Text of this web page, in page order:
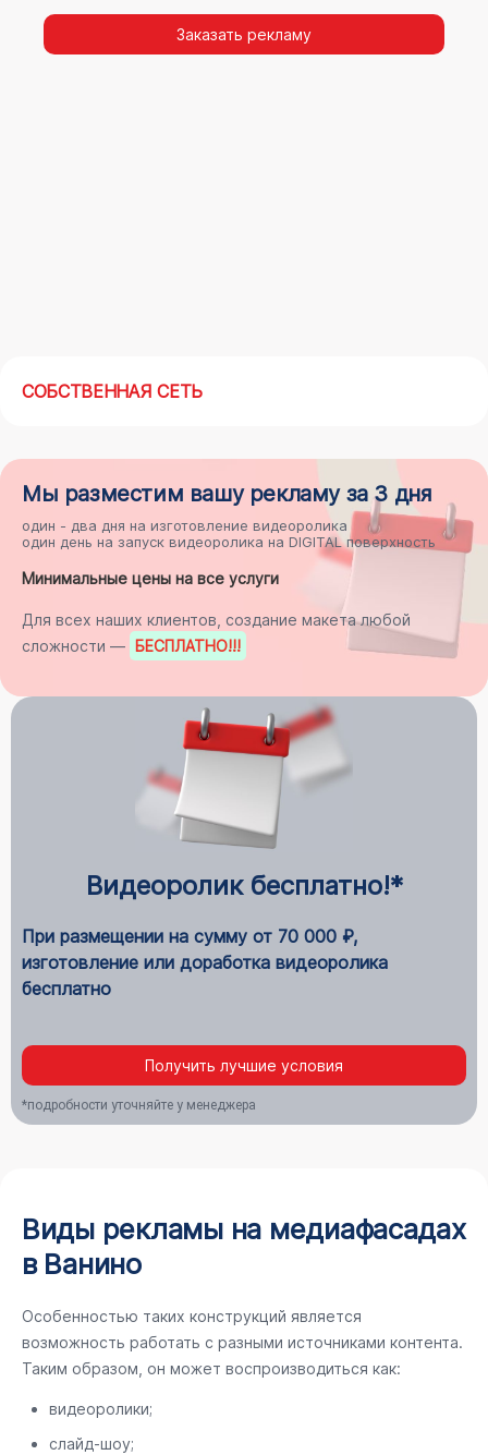
Заказать рекламу
СОБСТВЕННАЯ СЕТЬ
Мы разместим вашу рекламуза 3 дня
один - два дня на изготовление видеоролика
один день на запуск видеоролика на DIGITAL поверхность
Минимальные цены на все услуги
Для всех наших клиентов, создание макета любой
сложности — БЕСПЛАТНО!!!
Видеоролик бесплатно!*
При размещении на сумму от 70 000 ₽,
изготовление или доработка видеоролика
бесплатно
Получить лучшие условия
*подробности уточняйте у менеджера
Виды рекламы на медиафасадах
в Ванино
Особенностью таких конструкций является
возможность работать с разными источниками контента.
Таким образом, он может воспроизводиться как:
видеоролики;
слайд-шоу;